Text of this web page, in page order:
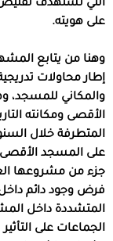
التي تستهدف
على هويته.
وهنا من يتابع
إطار محاولات
والمكاني
الأقصى ومكانته
المتطرفة خلال
على المسجد الأقصى
جزء من مشروعها
فرض وجود دائم داخل
المتشددة داخل
الجماعات على